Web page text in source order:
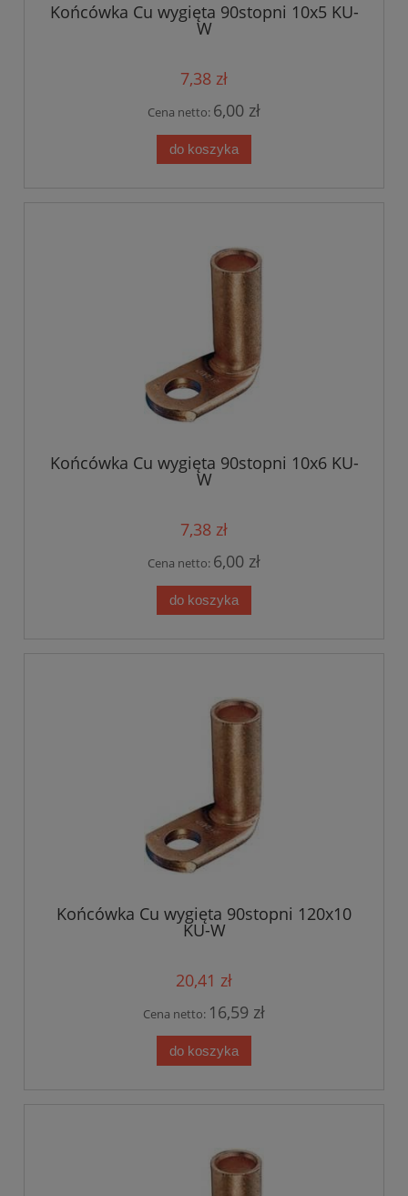
Końcówka Cu wygięta 90stopni 10x5 KU-
W
7,38 zł
Cena netto: 6,00 zł
do koszyka
Końcówka Cu wygięta 90stopni 10x6 KU-
W
7,38 zł
Cena netto: 6,00 zł
do koszyka
Końcówka Cu wygięta 90stopni 120x10
KU-W
20,41 zł
Cena netto: 16,59 zł
do koszyka